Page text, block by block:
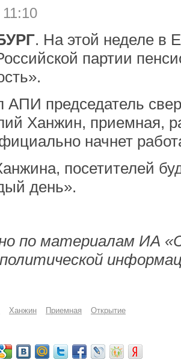
. На этой неделе в
партии
АПИ председатель
Ханжин, приемная,
начнет
посетителей
день».
по материалам ИА
Ханжин Приемная Открытие